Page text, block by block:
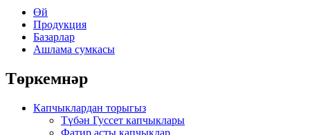
Өй
Продукция
Базарлар
Ашлама сумкасы
Төркемнәр
Капчыклардан торыгыз
Түбән Гуссет капчыклары
Фатир асты капчыклар